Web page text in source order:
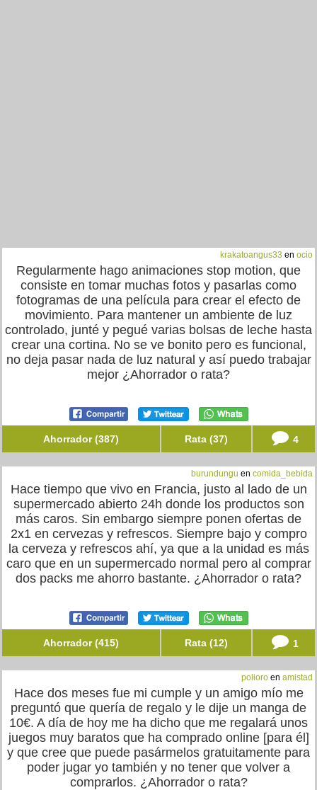
krakatoangus33 en ocio
Regularmente hago animaciones stop motion, que
consiste en tomar muchas fotos y pasarlas como
fotogramas de una película para crear el efecto de
movimiento. Para mantener un ambiente de luz
controlado, junté y pegué varias bolsas de leche hasta
crear una cortina. No se ve bonito pero es funcional,
no deja pasar nada de luz natural y así puedo trabajar
mejor ¿Ahorrador o rata?
Ahorrador (387) Rata (37) 4
burundungu en comida_bebida
Hace tiempo que vivo en Francia, justo al lado de un
supermercado abierto 24h donde los productos son
más caros. Sin embargo siempre ponen ofertas de
2x1 en cervezas y refrescos. Siempre bajo y compro
la cerveza y refrescos ahí, ya que a la unidad es más
caro que en un supermercado normal pero al comprar
dos packs me ahorro bastante. ¿Ahorrador o rata?
Ahorrador (415) Rata (12) 1
polioro en amistad
Hace dos meses fue mi cumple y un amigo mío me
preguntó que quería de regalo y le dije un manga de
10€. A día de hoy me ha dicho que me regalará unos
juegos muy baratos que ha comprado online [para él]
y que cree que puede pasármelos gratuitamente para
poder jugar yo también y no tener que volver a
comprarlos. ¿Ahorrador o rata?